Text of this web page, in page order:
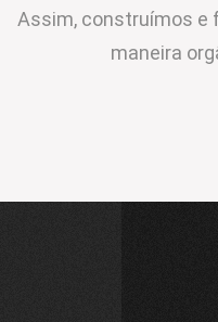
Assim, construímos e
maneira